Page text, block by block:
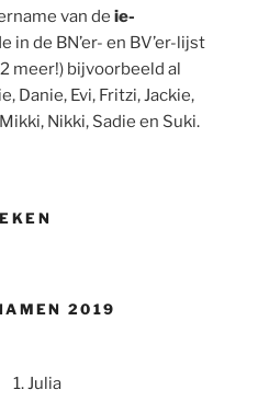
van de ie-
in de BN’er- en BV’er-lijst
meer!) bijvoorbeeld al
Danie, Evi, Fritzi, Jackie,
Nikki, Sadie en Suki.
2019
Julia